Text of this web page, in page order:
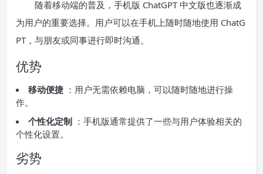
随着移动端的普及，手机版 ChatGPT 中文版也逐渐成
为用户的重要选择。用户可以在手机上随时随地使用 ChatG
PT，与朋友或同事进行即时沟通。
优势
移动便捷 ：用户无需依赖电脑，可以随时随地进行操
作。
个性化定制 ：手机版通常提供了一些与用户体验相关的
个性化设置。
劣势